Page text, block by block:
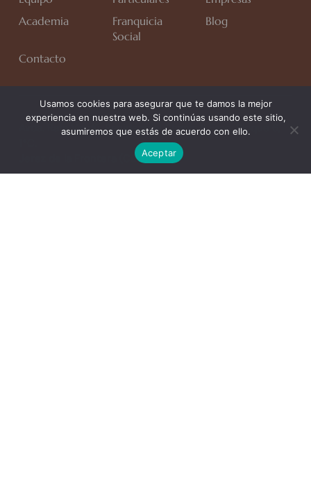
Academia
Franquicia
Social
Blog
Contacto
Avda. Rafa Verdú, Residencial Chapín II Fase, Bloque 6,
Jerez de la Frontera (Cádiz)
Usamos cookies para asegurar que te damos la mejor
experiencia en nuestra web. Si continúas usando este sitio,
asumiremos que estás de acuerdo con ello.
Aceptar